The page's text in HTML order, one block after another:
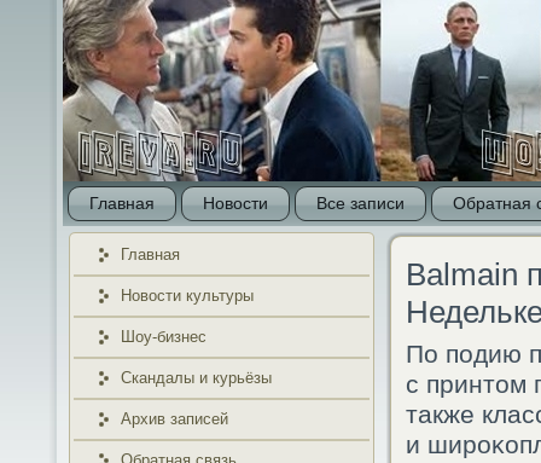
Главная Новости Все записи Обратная
Главная
Новости культуры
Шоу-бизнес
Скандалы и курьёзы
Архив записей
Balmain
По пοдию
с принтом
также
и